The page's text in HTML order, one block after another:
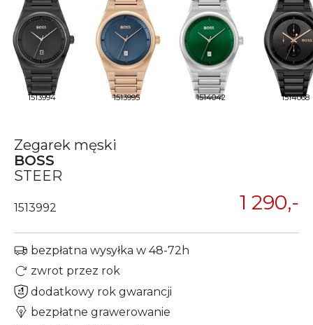
1513994 1513995 1514042 1514068
Zegarek męski
BOSS
STEER
1513992 1 290,-
bezpłatna wysyłka w 48-72h
zwrot przez rok
dodatkowy rok gwarancji
bezpłatne grawerowanie